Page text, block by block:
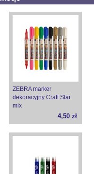
ZEBRA marker
dekoracyjny Craft Star
mix
4,50 zł